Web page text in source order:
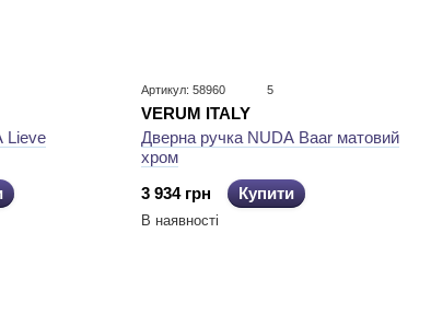
Lieve
Артикул: 58960 5
VERUM ITALY
Дверна ручка NUDA Baar матовий
хром
3 934 грн
Купити
В наявності